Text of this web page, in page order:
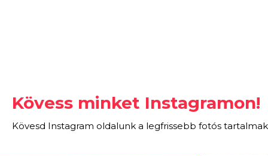
Kövess minket Instagramon!
Kövesd Instagram oldalunk a legfrissebb fotós